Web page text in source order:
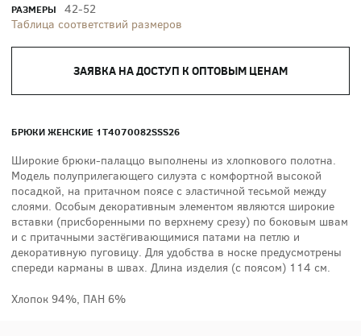
РАЗМЕРЫ
42-52
Таблица соответствий размеров
ЗАЯВКА НА ДОСТУП К ОПТОВЫМ ЦЕНАМ
БРЮКИ ЖЕНСКИЕ 1T4070082SSS26
Широкие брюки-палаццо выполнены из хлопкового полотна.
Модель полуприлегающего силуэта с комфортной высокой
посадкой, на притачном поясе с эластичной тесьмой между
слоями. Особым декоративным элементом являются широкие
вставки (присборенными по верхнему срезу) по боковым швам
и с притачными застёгивающимися патами на петлю и
декоративную пуговицу. Для удобства в носке предусмотрены
спереди карманы в швах. Длина изделия (с поясом) 114 см.
Хлопок 94%, ПАН 6%